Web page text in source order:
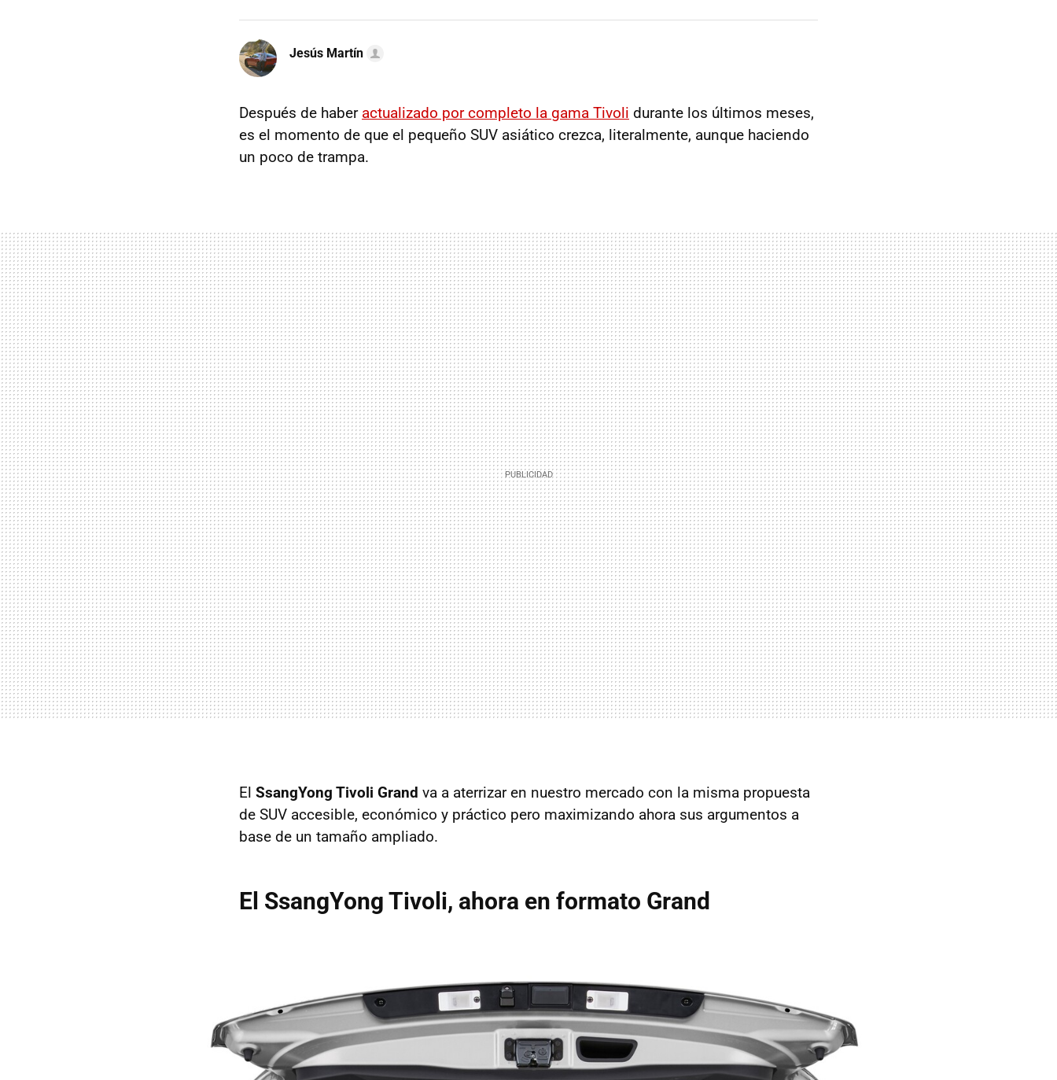
Jesús Martín
Después de haber actualizado por completo la gama Tivoli durante los últimos meses,
es el momento de que el pequeño SUV asiático crezca, literalmente, aunque haciendo
un poco de trampa.
El SsangYong Tivoli Grand va a aterrizar en nuestro mercado con la misma propuesta
de SUV accesible, económico y práctico pero maximizando ahora sus argumentos a
base de un tamaño ampliado.
El SsangYong Tivoli, ahora en formato Grand